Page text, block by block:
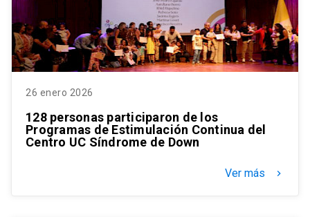
26 enero 2026
128 personas participaron de los
Programas de Estimulación Continua del
Centro UC Síndrome de Down
Ver más keyboard_arrow_right